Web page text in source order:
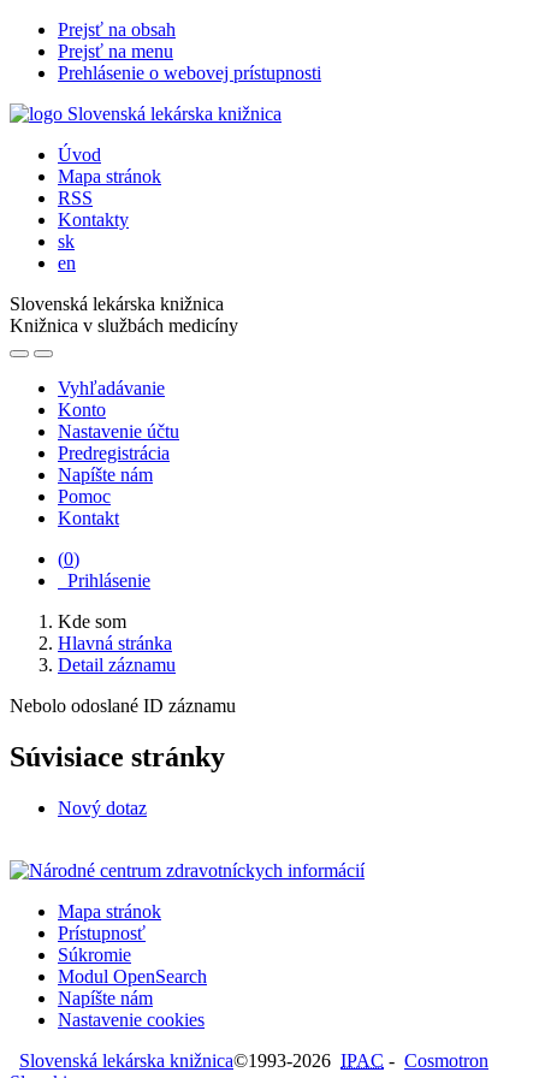
Prejsť na obsah
Prejsť na menu
Prehlásenie o webovej prístupnosti
Úvod
Mapa stránok
RSS
Kontakty
sk
en
Slovenská lekárska knižnica
Knižnica v službách medicíny
Vyhľadávanie
Konto
Nastavenie účtu
Predregistrácia
Napíšte nám
Pomoc
Kontakt
(0)
Prihlásenie
Kde som
Hlavná stránka
Detail záznamu
Nebolo odoslané ID záznamu
Súvisiace stránky
Nový dotaz
Mapa stránok
Prístupnosť
Súkromie
Modul OpenSearch
Napíšte nám
Nastavenie cookies
Slovenská lekárska knižnica©1993-2026 IPAC - Cosmotron